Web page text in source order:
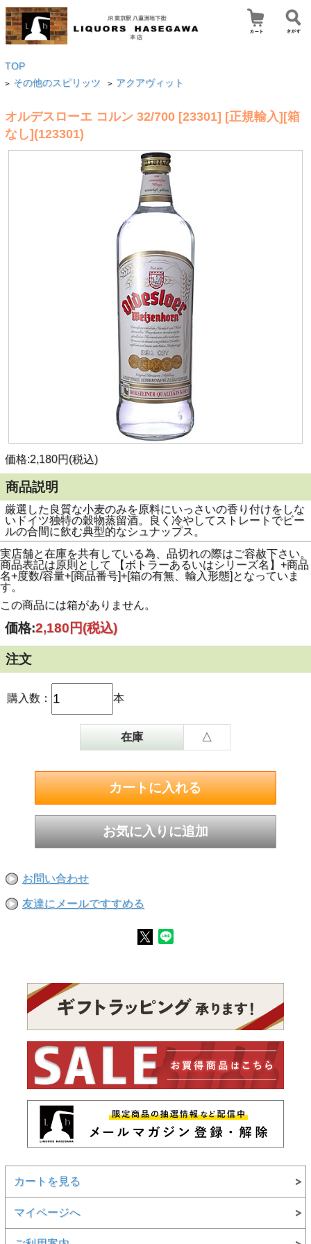
TOP
> その他のスピリッツ > アクアヴィット
オルデスローエ コルン 32/700 [23301] [正規輸入][箱
なし](123301)
価格:2,180円(税込)
商品説明
厳選した良質な小麦のみを原料にいっさいの香り付けをしな
いドイツ独特の穀物蒸留酒。良く冷やしてストレートでビー
ルの合間に飲む典型的なシュナップス。
実店舗と在庫を共有している為、品切れの際はご容赦下さい。
商品表記は原則として 【ボトラーあるいはシリーズ名】+商品
名+度数/容量+[商品番号]+[箱の有無、輸入形態]となっていま
す。
この商品には箱がありません。
価格:2,180円(税込)
注文
購入数： 本
在庫 △
お問い合わせ
友達にメールですすめる
カートを見る
マイページへ